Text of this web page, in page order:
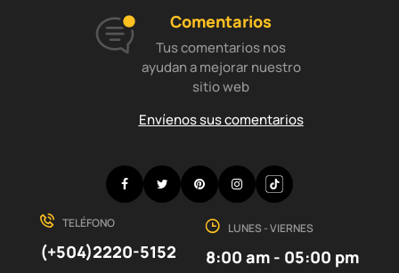
Comentarios
Tus comentarios nos
ayudan a mejorar nuestro
sitio web
Envíenos sus comentarios
TELÉFONO
(+504)2220-5152
LUNES - VIERNES
8:00 am - 05:00 pm
FacebookTwitterPinterestInstagram
Discord